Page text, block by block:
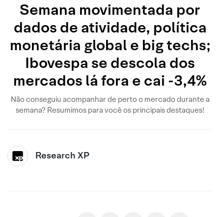
Semana movimentada por
dados de atividade, política
monetária global e big techs;
Ibovespa se descola dos
mercados lá fora e cai -3,4%
Não conseguiu acompanhar de perto o mercado durante a
semana? Resumimos para você os principais destaques!
Research XP